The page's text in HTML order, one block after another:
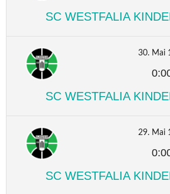
SC WESTFALIA
30. Mai
SC WESTFALIA
29. Mai
SC WESTFALIA